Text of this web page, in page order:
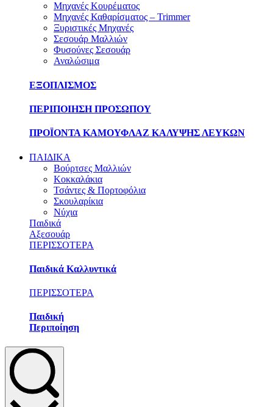
Μηχανές Κουρέματος
Μηχανές Καθαρίσματος – Trimmer
Ξυριστικές Μηχανές
Σεσουάρ Μαλλιών
Φυσούνες Σεσουάρ
Αναλώσιμα
ΕΞΟΠΛΙΣΜΟΣ
ΠΕΡΙΠΟΙΗΣΗ ΠΡΟΣΩΠΟΥ
ΠΡΟΪΟΝΤΑ ΚΑΜΟΥΦΛΑΖ ΚΑΛΥΨΗΣ ΛΕΥΚΩΝ
ΠΑΙΔΙΚΑ
Βούρτσες Μαλλιών
Κοκκαλάκια
Τσάντες & Πορτοφόλια
Σκουλαρίκια
Νύχια
Παιδικά
Αξεσουάρ
ΠΕΡΙΣΣΟΤΕΡΑ
Παιδικά Καλλυντικά
ΠΕΡΙΣΣΟΤΕΡΑ
Παιδική
Περιποίηση